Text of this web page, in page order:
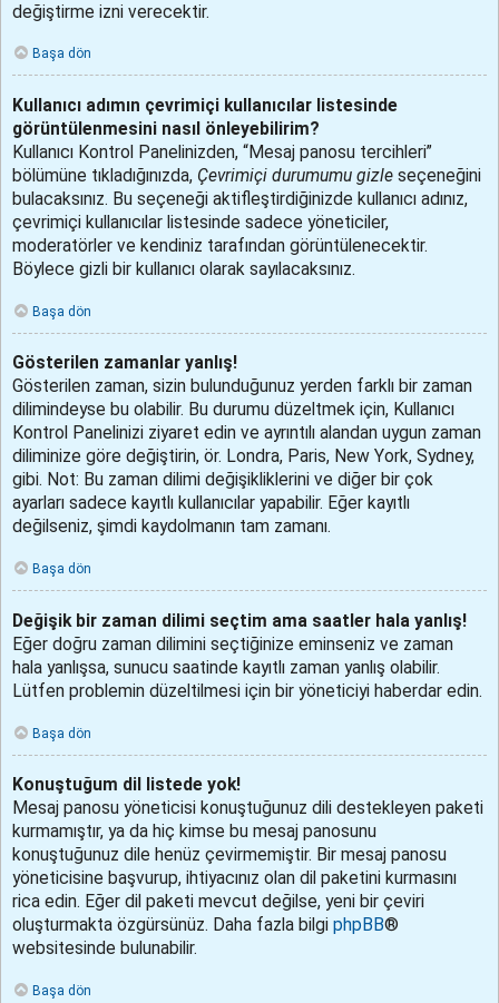
değiştirme izni verecektir.
Başa dön
Kullanıcı adımın çevrimiçi kullanıcılar listesinde
görüntülenmesini nasıl önleyebilirim?
Kullanıcı Kontrol Panelinizden, “Mesaj panosu tercihleri”
bölümüne tıkladığınızda, Çevrimiçi durumumu gizle seçeneğini
bulacaksınız. Bu seçeneği aktifleştirdiğinizde kullanıcı adınız,
çevrimiçi kullanıcılar listesinde sadece yöneticiler,
moderatörler ve kendiniz tarafından görüntülenecektir.
Böylece gizli bir kullanıcı olarak sayılacaksınız.
Başa dön
Gösterilen zamanlar yanlış!
Gösterilen zaman, sizin bulunduğunuz yerden farklı bir zaman
dilimindeyse bu olabilir. Bu durumu düzeltmek için, Kullanıcı
Kontrol Panelinizi ziyaret edin ve ayrıntılı alandan uygun zaman
diliminize göre değiştirin, ör. Londra, Paris, New York, Sydney,
gibi. Not: Bu zaman dilimi değişikliklerini ve diğer bir çok
ayarları sadece kayıtlı kullanıcılar yapabilir. Eğer kayıtlı
değilseniz, şimdi kaydolmanın tam zamanı.
Başa dön
Değişik bir zaman dilimi seçtim ama saatler hala yanlış!
Eğer doğru zaman dilimini seçtiğinize eminseniz ve zaman
hala yanlışsa, sunucu saatinde kayıtlı zaman yanlış olabilir.
Lütfen problemin düzeltilmesi için bir yöneticiyi haberdar edin.
Başa dön
Konuştuğum dil listede yok!
Mesaj panosu yöneticisi konuştuğunuz dili destekleyen paketi
kurmamıştır, ya da hiç kimse bu mesaj panosunu
konuştuğunuz dile henüz çevirmemiştir. Bir mesaj panosu
yöneticisine başvurup, ihtiyacınız olan dil paketini kurmasını
rica edin. Eğer dil paketi mevcut değilse, yeni bir çeviri
oluşturmakta özgürsünüz. Daha fazla bilgi phpBB®
websitesinde bulunabilir.
Başa dön